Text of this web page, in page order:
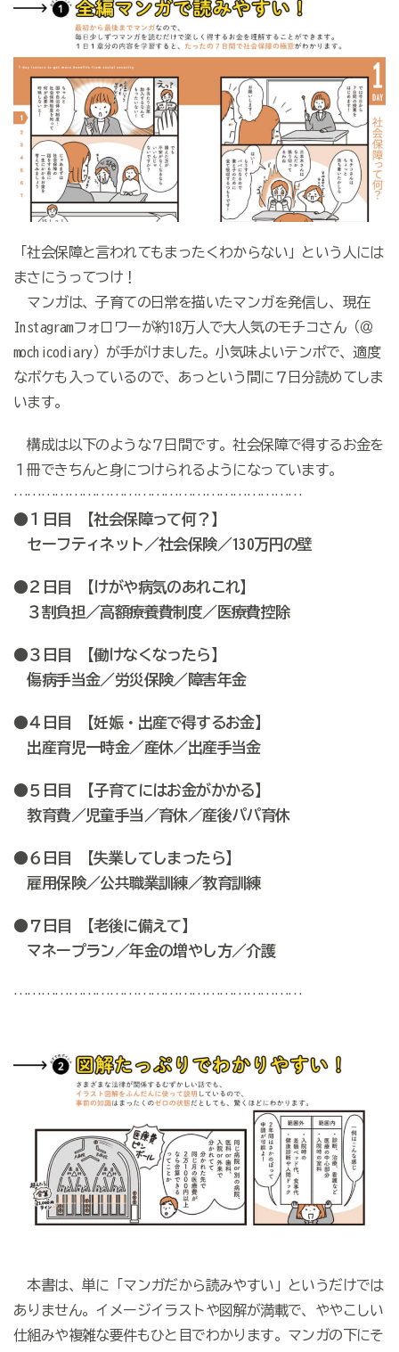
「社会保障と言われてもまったくわからない」という人には
まさにうってつけ！
マンガは、子育ての日常を描いたマンガを発信し、現在
Instagramフォロワーが約18万人で大人気のモチコさん（＠
mochicodiary）が手がけました。小気味よいテンポで、適度
なボケも入っているので、あっという間に７日分読めてしま
います。
構成は以下のような７日間です。社会保障で得するお金を
１冊できちんと身につけられるようになっています。
………………………………………………………
●１日目 【社会保障って何？】
セーフティネット／社会保険／130万円の壁
●２日目 【けがや病気のあれこれ】
３割負担／高額療養費制度／医療費控除
●３日目 【働けなくなったら】
傷病手当金／労災保険／障害年金
●４日目 【妊娠・出産で得するお金】
出産育児一時金／産休／出産手当金
●５日目 【子育てにはお金がかかる】
教育費／児童手当／育休／産後パパ育休
●６日目 【失業してしまったら】
雇用保険／公共職業訓練／教育訓練
●７日目 【老後に備えて】
マネープラン／年金の増やし方／介護
………………………………………………………
本書は、単に「マンガだから読みやすい」というだけでは
ありません。イメージイラストや図解が満載で、ややこしい
仕組みや複雑な要件もひと目でわかります。マンガの下にそ